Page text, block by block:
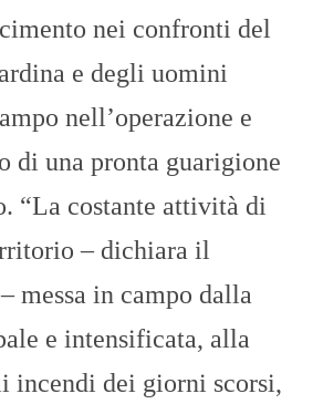
nei confronti del
e degli uomini
nell’operazione e
di una pronta guarigione
“La costante attività di
– dichiara il
messa in campo dalla
e intensificata, alla
incendi dei giorni scorsi,